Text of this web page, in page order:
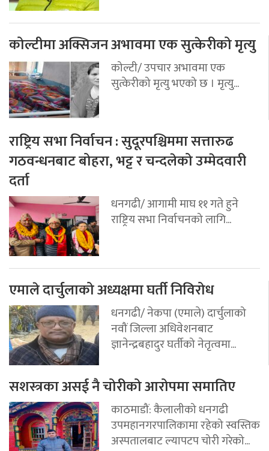
कोल्टीमा अक्सिजन अभावमा एक सुत्केरीको मृत्यु
कोल्टी/ उपचार अभावमा एक
सुत्केरीको मृत्यु भएको छ । मृत्यु...
राष्ट्रिय सभा निर्वाचन : सुदूरपश्चिममा सत्तारुढ
गठवन्धनबाट बोहरा, भट्ट र चन्दलेको उम्मेदवारी
दर्ता
धनगढी/ आगामी माघ ११ गते हुने
राष्ट्रिय सभा निर्वाचनको लागि...
एमाले दार्चुलाको अध्यक्षमा घर्ती निविरोध
धनगढी/ नेकपा (एमाले) दार्चुलाको
नवौं जिल्ला अधिवेशनबाट
ज्ञानेन्द्रबहादुर घर्तीको नेतृत्वमा...
सशस्त्रका असई नै चोरीको आरोपमा समातिए
काठमाडौं: कैलालीको धनगढी
उपमहानगरपालिकामा रहेको स्वस्तिक
अस्पतालबाट ल्यापटप चोरी गरेको...